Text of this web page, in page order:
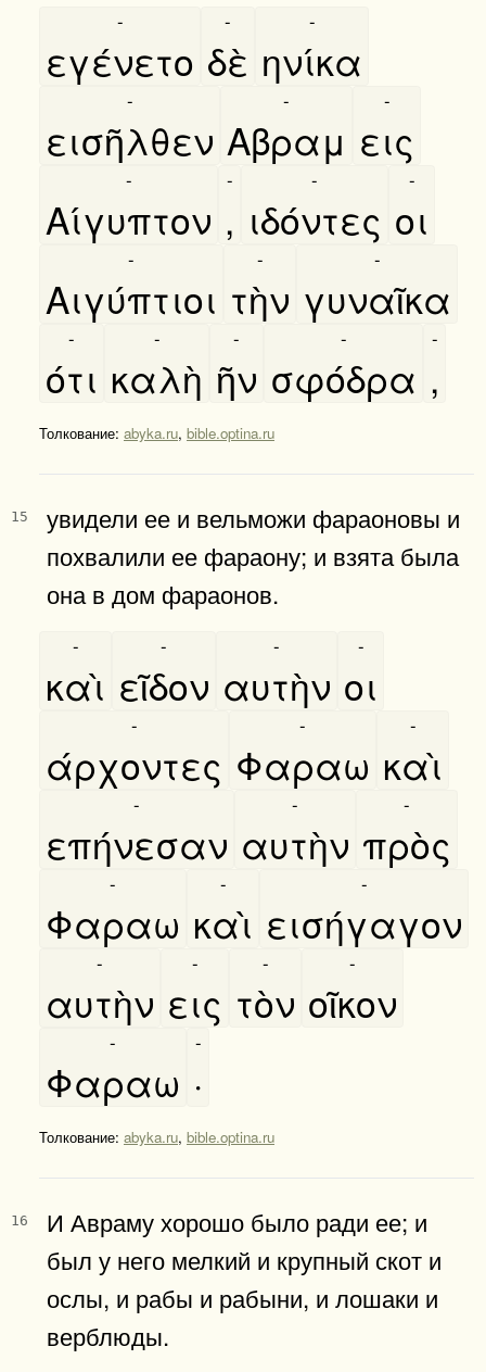
εγένετο
-
δὲ
-
ηνίκα
-
εισῆλθεν
-
Αβραμ
-
εις
-
Αίγυπτον
-
,
-
ιδόντες
-
οι
-
Αιγύπτιοι
-
τὴν
-
γυναῖκα
-
ότι
-
καλὴ
-
ῆν
-
σφόδρα
-
,
-
Толкование: abyka.ru, bible.optina.ru
15
увидели ее и вельможи фараоновы и
похвалили ее фараону; и взята была
она в дом фараонов.
καὶ
-
εῖδον
-
αυτὴν
-
οι
-
άρχοντες
-
Φαραω
-
καὶ
-
επήνεσαν
-
αυτὴν
-
πρὸς
-
Φαραω
-
καὶ
-
εισήγαγον
-
αυτὴν
-
εις
-
τὸν
-
οῖκον
-
Φαραω
-
·
-
Толкование: abyka.ru, bible.optina.ru
16
И Авраму хорошо было ради ее; и
был у него мелкий и крупный скот и
ослы, и рабы и рабыни, и лошаки и
верблюды.